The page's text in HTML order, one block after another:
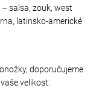
salsa, zouk, west
latinsko-americké
doporučujeme
velikost.